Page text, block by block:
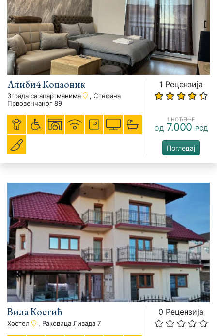
Алиби4 Копаоник
Зграда са апартманима
, Стефана
Првовенчаног 89
1 Рецензија
1 НОЋЕЊЕ
ОД 7.000 РСД
Погледај
Вила Костић
Хостел , Раковица Ливада 7
0 Рецензија